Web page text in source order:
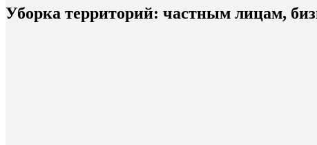
Уборка территорий: частным лицам,